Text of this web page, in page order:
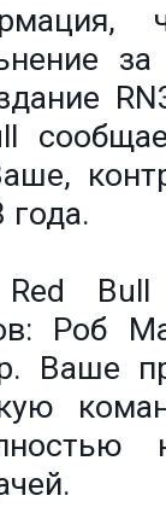
года.
Bull
Роб
Ваше